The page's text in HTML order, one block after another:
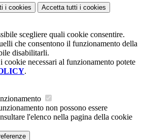
i cookies Accetta tutti i cookies
scegliere quali cookie consentire.
che consentono il funzionamento della
disabilitarli.
cookie necessari al funzionamento potete
.
non possono essere
l'elenco nella pagina della cookie